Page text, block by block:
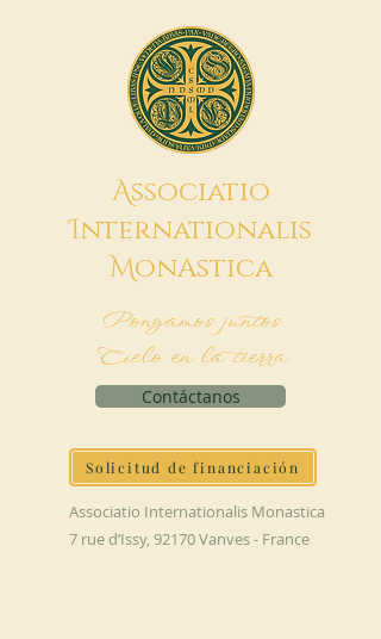
Associatio
Internationalis
MonAstica
Pongamos juntos
Cielo en la tierra
Contáctanos
Solicitud de financiación
Associatio Internationalis Monastica
7 rue d’Issy, 92170 Vanves - France